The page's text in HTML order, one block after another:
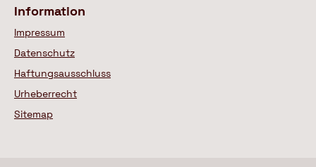
Information
Impressum
Datenschutz
Haftungsausschluss
Urheberrecht
Sitemap